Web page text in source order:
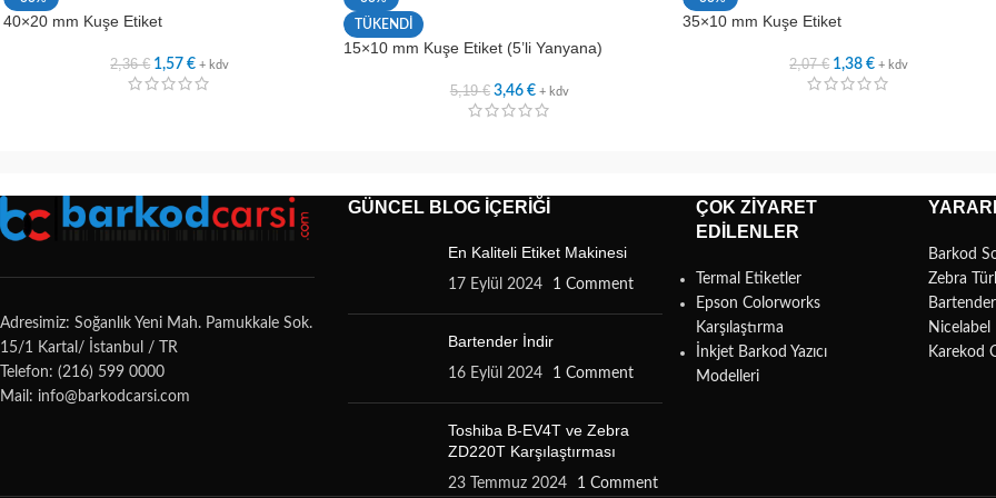
40×20 mm Kuşe Etiket
2,36€ 1,57€ + kdv
TÜKENDİ
15×10 mm Kuşe Etiket (5’li Yanyana)
5,19€ 3,46 € + kdv
35×10 mm Kuşe Etiket
2,07€ 1,38€ + kdv
Adresimiz: Soğanlık Yeni Mah. Pamukkale Sok.
15/1 Kartal/ İstanbul / TR
Telefon: (216) 599 0000
Mail: info@barkodcarsi.com
GÜNCEL BLOG İÇERIĞI
En Kaliteli Etiket Makinesi
17 Eylül 2024 1 Comment
Bartender İndir
16 Eylül 2024 1 Comment
Toshiba B-EV4T ve Zebra
ZD220T Karşılaştırması
23 Temmuz 2024 1 Comment
ÇOK ZIYARET
EDILENLER
Termal Etiketler
Epson Colorworks
Karşılaştırma
İnkjet Barkod Yazıcı
Modelleri
Barkod
Zebra
Karekod